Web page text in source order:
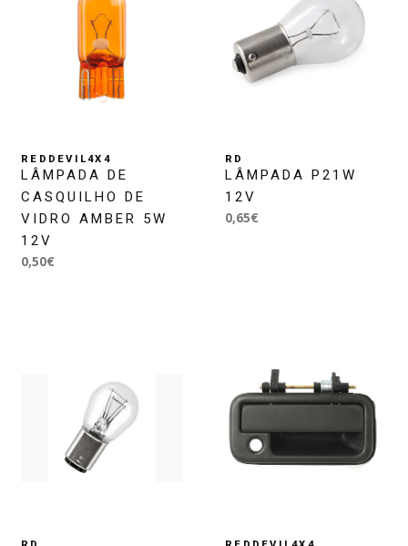
REDDEVIL4X4
LÂMPADA DE
CASQUILHO DE
VIDRO AMBER 5W
12V
0,50€
RD
LÂMPADA P21W
12V
0,65€